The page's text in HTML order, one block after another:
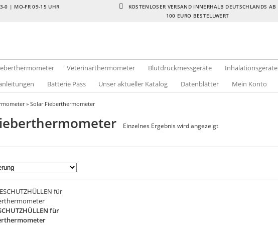
0 | MO-FR 09-15 UHR
KOSTENLOSER VERSAND INNERHALB DEUTSCHLANDS AB
100 EURO BESTELLWERT
Veterinärthermometer Blutdruckmessgeräte Inhalationsgeräte
Batterie Pass Unser aktueller Katalog Datenblätter Mein Konto
» Solar Fieberthermometer
Einzelnes Ergebnis wird angezeigt
für